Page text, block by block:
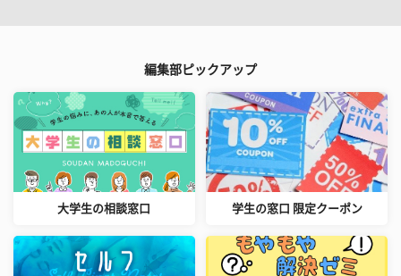
編集部ピックアップ
大学生の相談窓口 学生の窓口 限定クーポン